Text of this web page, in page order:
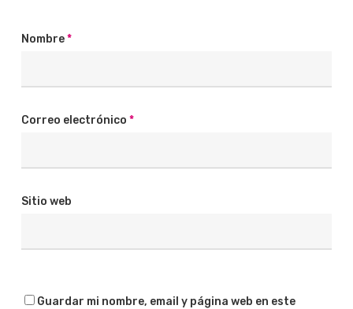
Nombre*
Correo electrónico *
Sitio web
Guardar mi nombre, email y página web en este